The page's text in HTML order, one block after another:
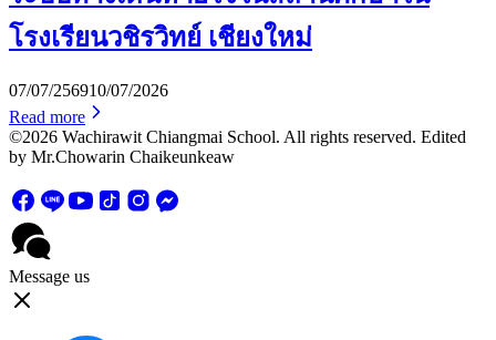
โรงเรียนวชิรวิทย์ เชียงใหม่
07/07/256910/07/2026
Read more
©2026 Wachirawit Chiangmai School. All rights reserved. Edited
by Mr.Chowarin Chaikeunkeaw
Message us